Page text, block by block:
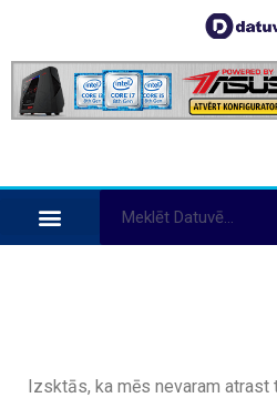
Izsktās, ka mēs nevaram